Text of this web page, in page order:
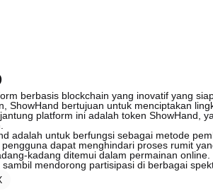
berbasis blockchain yang inovatif yang
ShowHand bertujuan untuk menciptakan
platform ini adalah token ShowHand,
adalah untuk berfungsi sebagai metode
dapat menghindari proses rumit
kadang ditemui dalam permainan
mendorong partisipasi di berbagai